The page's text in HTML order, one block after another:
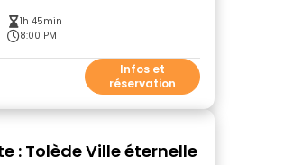
1h 45min
8:00 PM
Infos et
réservation
: Tolède Ville éternelle